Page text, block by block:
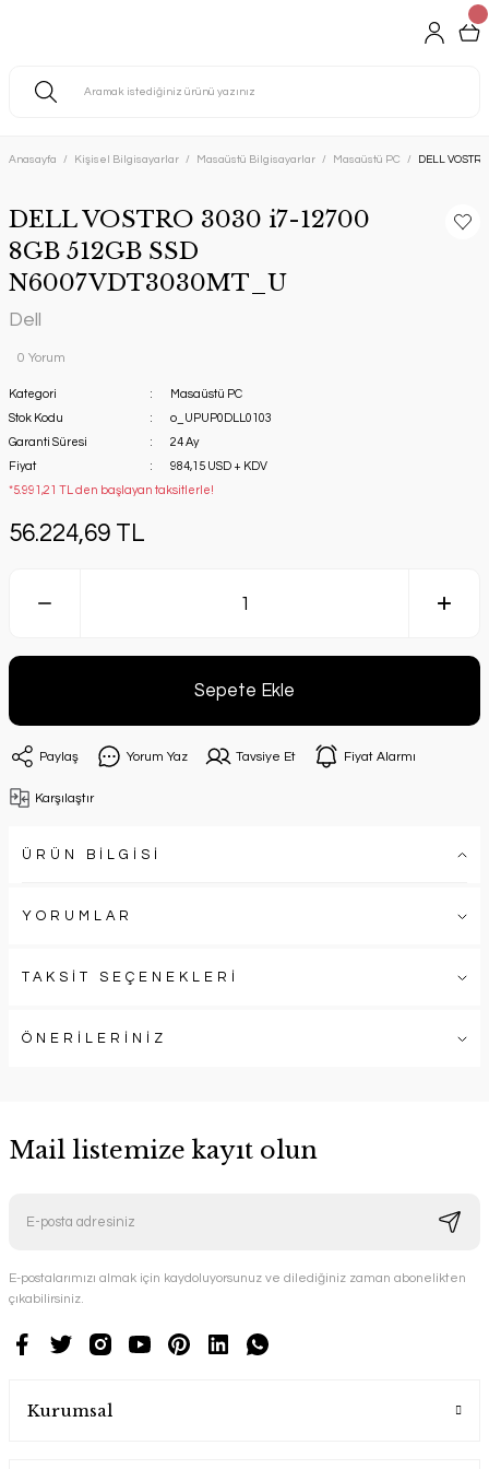
Anasayfa Kişisel Bilgisayarlar Masaüstü Bilgisayarlar Masaüstü PC DELL
DELL VOSTRO 3030 i7-12700
8GB 512GB SSD
N6007VDT3030MT_U
Dell
0 Yorum
Kategori
Masaüstü PC
Stok Kodu
o_UPUP0DLL0103
Garanti Süresi
24 Ay
Fiyat
984,15 USD + KDV
*5.991,21 TL den başlayan taksitlerle!
56.224,69 TL
Sepete Ekle
Paylaş Yorum Yaz Tavsiye Et Fiyat Alarmı
Karşılaştır
ÜRÜN BİLGİSİ
YORUMLAR
TAKSİT SEÇENEKLERİ
ÖNERİLERİNİZ
Mail listemize kayıt olun
E-postalarımızı almak için kaydoluyorsunuz ve dilediğiniz zaman abonelikten
çıkabilirsiniz.
Kurumsal